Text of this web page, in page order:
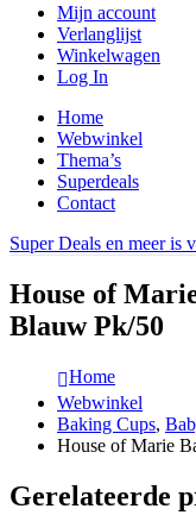
Mijn account
Verlanglijst
Winkelwagen
Log In
Home
Webwinkel
Thema’s
Superdeals
Contact
Super Deals en meer is
House of
Blauw Pk/50
Home
Webwinkel
Baking Cups,
House of Marie
Gerelateerde